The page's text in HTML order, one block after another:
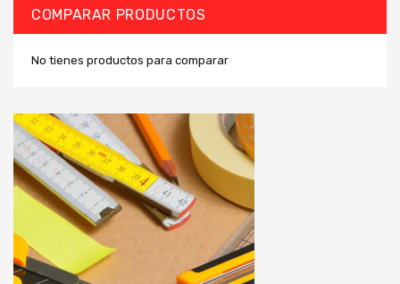
COMPARAR PRODUCTOS
No tienes productos para comparar